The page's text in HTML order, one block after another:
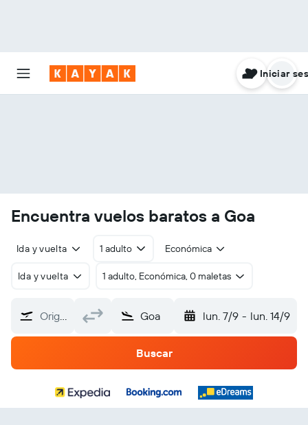
Iniciar
Encuentra vuelos baratos a Goa
Ida y vuelta 1 adulto Económica
Ida y vuelta 1 adulto, Económica, 0 maletas
Origen Goa lun. 7/9 - lun. 14/9
Buscar